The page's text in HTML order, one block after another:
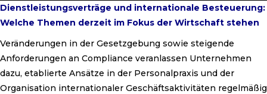
Dienstleistungsverträge und internationale Besteuerung:
Welche Themen derzeit im Fokus der Wirtschaft stehen
Veränderungen in der Gesetzgebung sowie steigende
Anforderungen an Compliance veranlassen Unternehmen
dazu, etablierte Ansätze in der Personalpraxis und der
Organisation internationaler Geschäftsaktivitäten regelmäßig